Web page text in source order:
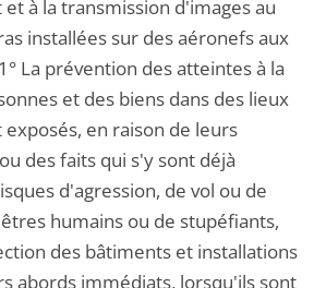
à la transmission d'images au
installées sur des aéronefs aux
La prévention des atteintes à la
et des biens dans des lieux
en raison de leurs
des faits qui s'y sont déjà
d'agression, de vol ou de
humains ou de stupéfiants,
des bâtiments et installations
abords immédiats, lorsqu'ils sont